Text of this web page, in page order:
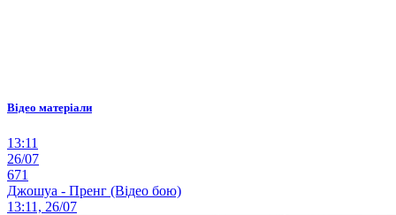
Відео матеріали
13:11
26/07
671
Джошуа - Пренг (Відео бою)
13:11, 26/07